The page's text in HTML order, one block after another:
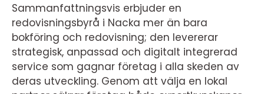
Sammanfattningsvis erbjuder en
redovisningsbyrå i Nacka mer än bara
bokföring och redovisning; den levererar
strategisk, anpassad och digitalt integrerad
service som gagnar företag i alla skeden av
deras utveckling. Genom att välja en lokal